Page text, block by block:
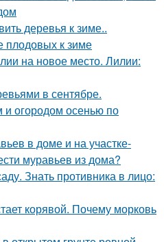
деревья к зиме..
плодовых к зиме
на новое место. Лилии:
в сентябре.
огородом осенью по
в доме и на участке-
муравьев из дома?
Знать противника в лицо:
корявой. Почему морковь